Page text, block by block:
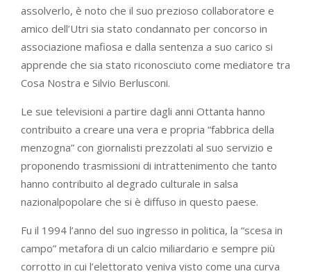
assolverlo, è noto che il suo prezioso collaboratore e
amico dell’Utri sia stato condannato per concorso in
associazione mafiosa e dalla sentenza a suo carico si
apprende che sia stato riconosciuto come mediatore tra
Cosa Nostra e Silvio Berlusconi.
Le sue televisioni a partire dagli anni Ottanta hanno
contribuito a creare una vera e propria “fabbrica della
menzogna” con giornalisti prezzolati al suo servizio e
proponendo trasmissioni di intrattenimento che tanto
hanno contribuito al degrado culturale in salsa
nazionalpopolare che si è diffuso in questo paese.
Fu il 1994 l’anno del suo ingresso in politica, la “scesa in
campo” metafora di un calcio miliardario e sempre più
corrotto in cui l’elettorato veniva visto come una curva